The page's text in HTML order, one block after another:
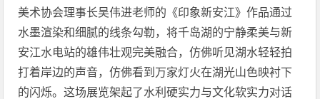
美术协会理事长吴伟进老师的《印象新安江》作品通过
水墨渲染和细腻的线条勾勒，将千岛湖的宁静柔美与新
安江水电站的雄伟壮观完美融合，仿佛听见湖水轻轻拍
打着岸边的声音，仿佛看到万家灯火在湖光山色映衬下
的闪烁。这场展览架起了水利硬实力与文化软实力对话